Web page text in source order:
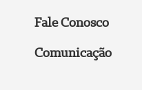
Fale Conosco
Comunicação